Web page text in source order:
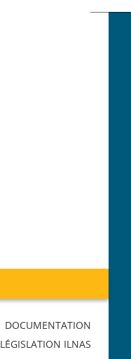
DOCUMENTATION
LÉGISLATION ILNAS